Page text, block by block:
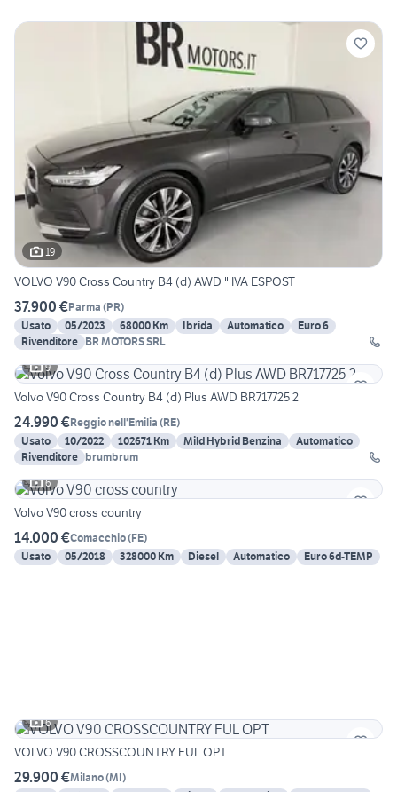
19
VOLVO V90 Cross Country B4 (d) AWD " IVA ESPOST
37.900 €Parma (PR)
Usato
05/2023 68000 Km Ibrida Automatico
Euro 6
Rivenditore BR MOTORS SRL
9
Volvo V90 Cross Country B4 (d) Plus AWD BR717725 2
24.990 €Reggio nell'Emilia (RE)
Usato
10/2022 102671 Km Mild Hybrid Benzina
Automatico
Rivenditore brumbrum
6
Volvo V90 cross country
14.000 €Comacchio(FE)
Usato
05/2018 328000 Km Diesel Automatico Euro 6d-TEMP
6
VOLVO V90 CROSSCOUNTRY FUL OPT
29.900 €Milano(MI)